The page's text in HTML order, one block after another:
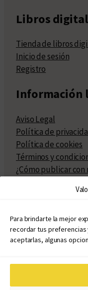
Para brindarte la mejor
recordar tus preferencias
aceptarlas, algunas
Libros
Tienda de libros
Inicio de sesión
Registro
Información
Aviso Legal
Política de
Política de cookies
Términos y
¿Cómo publicar con
Políticas de
Políticas de
Atribuciones